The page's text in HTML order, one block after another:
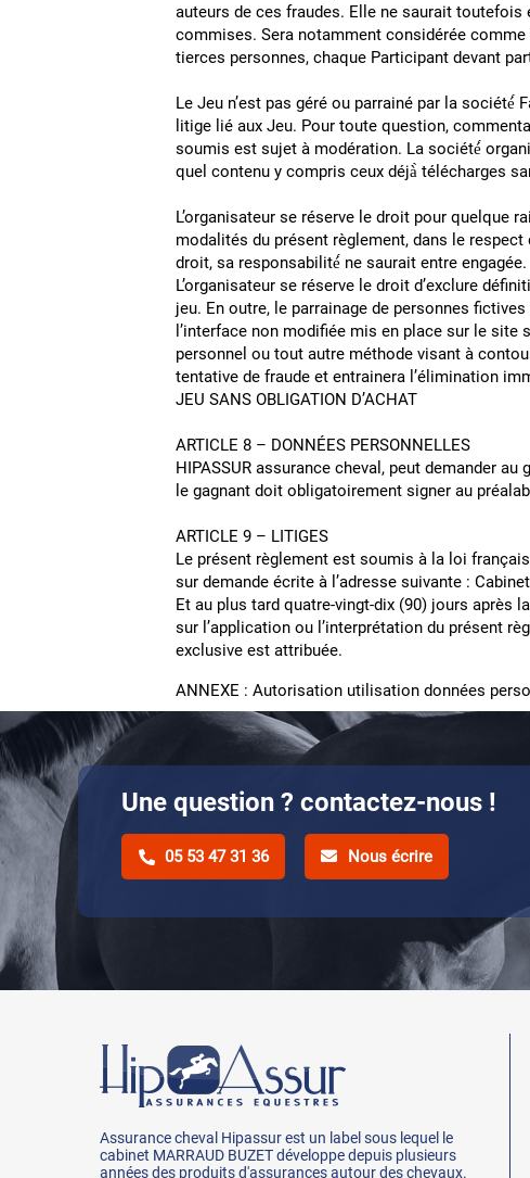
auteurs de ces fraudes. Elle ne saurait toutefois
commises. Sera notamment considérée
tierces personnes, chaque Participant devant
Le Jeu n’est pas géré ou parrainé par la
litige lié aux Jeu. Pour toute question,
soumis est sujet à modération. La société́
quel contenu y compris ceux déjà̀ télécharges
L’organisateur se réserve le droit pour quelque
modalités du présent règlement, dans le
droit, sa responsabilité́ ne saurait entre
L’organisateur se réserve le droit d’exclure
jeu. En outre, le parrainage de personnes
l’interface non modifiée mis en place sur le
personnel ou tout autre méthode visant à
tentative de fraude et entrainera l’élimination
JEU SANS OBLIGATION
ARTICLE 8 – DONNÉES
HIPASSUR assurance cheval, peut demander
le gagnant doit obligatoirement signer au
ARTICLE 9 – LITIGES
Le présent règlement est soumis à la loi
sur demande écrite à l’adresse suivante :
Et au plus tard quatre-vingt-dix (90) jours après
sur l’application ou l’interprétation du présent
exclusive est attribuée.
ANNEXE : Autorisation utilisation données
Une question ? contactez-nous !
05 53 47 31 36 Nous écrire
Assurance cheval Hipassur est un label sous lequel le
cabinet MARRAUD BUZET développe depuis plusieurs
années des produits d'assurances autour des chevaux.